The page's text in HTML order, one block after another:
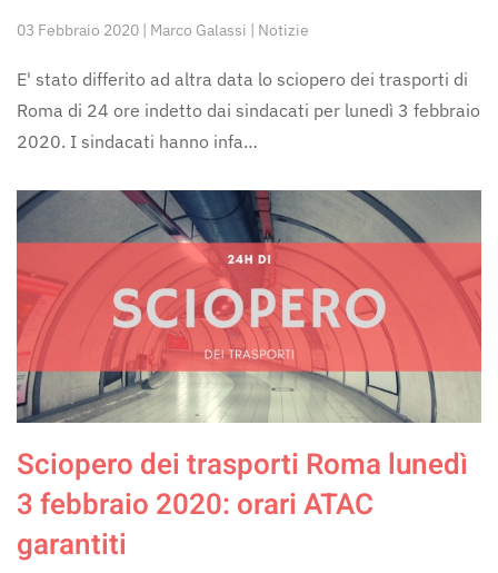
03 Febbraio 2020 | Marco Galassi | Notizie
E' stato differito ad altra data lo sciopero dei trasporti di
Roma di 24 ore indetto dai sindacati per lunedì 3 febbraio
2020. I sindacati hanno infa…
Sciopero dei trasporti Roma lunedì
3 febbraio 2020: orari ATAC
garantiti